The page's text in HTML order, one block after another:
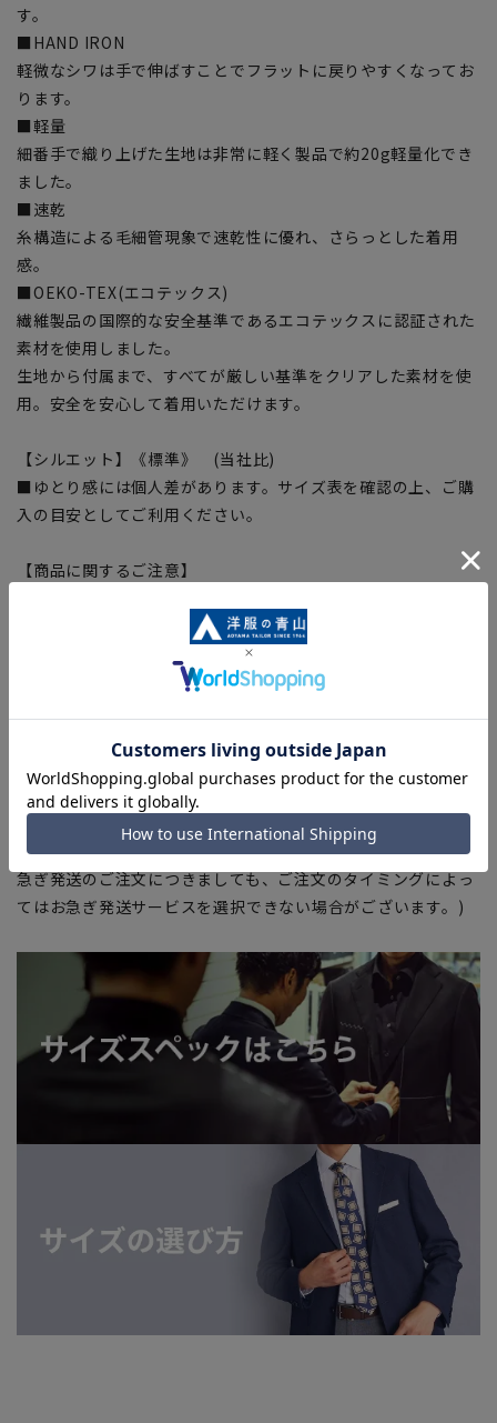
す。
■HAND IRON
軽微なシワは手で伸ばすことでフラットに戻りやすくなってお
ります。
■軽量
細番手で織り上げた生地は非常に軽く製品で約20g軽量化でき
ました。
■速乾
糸構造による毛細管現象で速乾性に優れ、さらっとした着用
感。
■OEKO-TEX(エコテックス)
繊維製品の国際的な安全基準であるエコテックスに認証された
素材を使用しました。
生地から付属まで、すべてが厳しい基準をクリアした素材を使
用。安全を安心して着用いただけます。
【シルエット】《標準》 (当社比)
■ゆとり感には個人差があります。サイズ表を確認の上、ご購
入の目安としてご利用ください。
【商品に関するご注意】
下での光加減により、実際の商品と掲載画像の色味が異なる場
■生地や仕様・デザインにより、着用感や実際のサイズ表に若
■店舗や各モールサイトと商品在庫を共有しております関係
上、ご注文いただいたタイミングにより欠品が発生し、ご注文
を完了できない場合がございます。予めご了承ください。(お
急ぎ発送のご注文につきましても、ご注文のタイミングによっ
てはお急ぎ発送サービスを選択できない場合がございます。)